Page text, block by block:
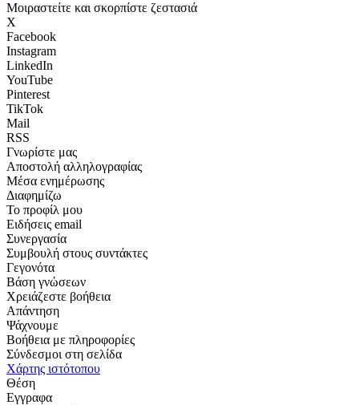
Μοιραστείτε και σκορπίστε ζεστασιά
X
Facebook
Instagram
LinkedIn
YouTube
Pinterest
TikTok
Mail
RSS
Γνωρίστε μας
Αποστολή αλληλογραφίας
Μέσα ενημέρωσης
Διαφημίζω
Το προφίλ μου
Ειδήσεις email
Συνεργασία
Συμβουλή στους συντάκτες
Γεγονότα
Βάση γνώσεων
Χρειάζεστε βοήθεια
Απάντηση
Ψάχνουμε
Βοήθεια με πληροφορίες
Σύνδεσμοι στη σελίδα
Χάρτης ιστότοπου
Θέση
Εγγραφα